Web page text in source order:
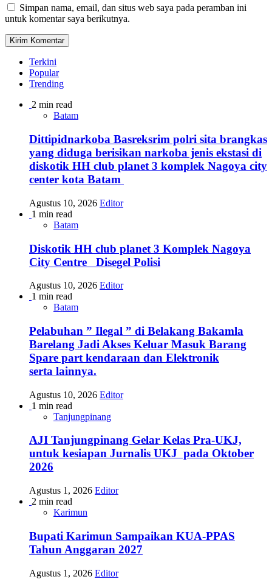
Simpan nama, email, dan situs web saya pada peramban ini
untuk komentar saya berikutnya.
Terkini
Popular
Trending
2 min read
Batam
Dittipidnarkoba Basreksrim polri sita brangkas
yang diduga berisikan narkoba jenis ekstasi di
diskotik HH club planet 3 komplek Nagoya city
center kota Batam
Agustus 10, 2026 Editor
1 min read
Batam
Diskotik HH club planet 3 Komplek Nagoya
City Centre Disegel Polisi
Agustus 10, 2026 Editor
1 min read
Batam
Pelabuhan ” Ilegal ” di Belakang Bakamla
Barelang Jadi Akses Keluar Masuk Barang
Spare part kendaraan dan Elektronik
serta lainnya.
Agustus 10, 2026 Editor
1 min read
Tanjungpinang
AJI Tanjungpinang Gelar Kelas Pra-UKJ,
untuk kesiapan Jurnalis UKJ pada Oktober
2026
Agustus 1, 2026 Editor
2 min read
Karimun
Bupati Karimun Sampaikan KUA-PPAS
Tahun Anggaran 2027
Agustus 1, 2026 Editor